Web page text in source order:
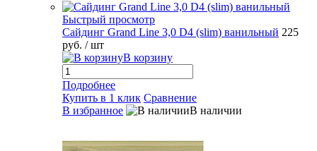
Быстрый просмотр
Сайдинг Grand Line 3,0 D4 (slim) ванильный 225
руб. / шт
В корзину
Подробнее
Купить в 1 клик Сравнение
В избранное
В наличии